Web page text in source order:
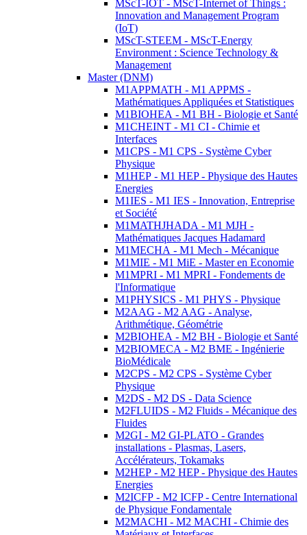
MScT-IOT - MScT-Internet of Things :
Innovation and Management Program
(IoT)
MScT-STEEM - MScT-Energy
Environment : Science Technology &
Management
Master (DNM)
M1APPMATH - M1 APPMS -
Mathématiques Appliquées et Statistiques
M1BIOHEA - M1 BH - Biologie et Santé
M1CHEINT - M1 CI - Chimie et
Interfaces
M1CPS - M1 CPS - Système Cyber
Physique
M1HEP - M1 HEP - Physique des Hautes
Energies
M1IES - M1 IES - Innovation, Entreprise
et Société
M1MATHJHADA - M1 MJH -
Mathématiques Jacques Hadamard
M1MECHA - M1 Mech - Mécanique
M1MIE - M1 MiE - Master en Economie
M1MPRI - M1 MPRI - Fondements de
l'Informatique
M1PHYSICS - M1 PHYS - Physique
M2AAG - M2 AAG - Analyse,
Arithmétique, Géométrie
M2BIOHEA - M2 BH - Biologie et Santé
M2BIOMECA - M2 BME - Ingénierie
BioMédicale
M2CPS - M2 CPS - Système Cyber
Physique
M2DS - M2 DS - Data Science
M2FLUIDS - M2 Fluids - Mécanique des
Fluides
M2GI - M2 GI-PLATO - Grandes
installations - Plasmas, Lasers,
Accélérateurs, Tokamaks
M2HEP - M2 HEP - Physique des Hautes
Energies
M2ICFP - M2 ICFP - Centre International
de Physique Fondamentale
M2MACHI - M2 MACHI - Chimie des